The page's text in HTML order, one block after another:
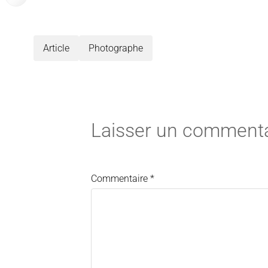
Article Photographe
Laisser un
Commentaire *